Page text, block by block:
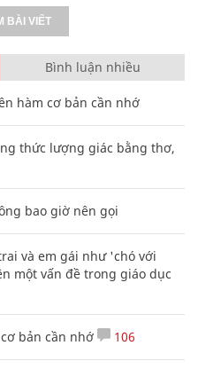
BÀI VIẾT
Bình luận nhiều
hàm cơ bản cần nhớ
thức lượng giác bằng thơ,
bao giờ nên gọi
và em gái như 'chó với
một vấn đề trong giáo dục
bản cần nhớ 106